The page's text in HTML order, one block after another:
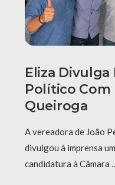
Eliza Divulga
Político Com
Queiroga
A vereadora de João
divulgou à imprensa
candidatura à Câmara